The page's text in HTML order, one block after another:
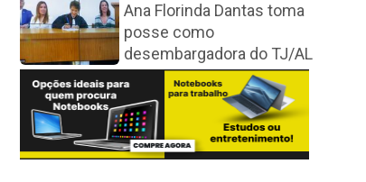
Ana Florinda Dantas toma
posse como
desembargadora do TJ/AL